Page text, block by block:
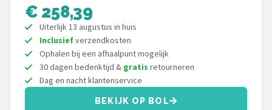
Alle merken →
€ 258,39
Uiterlijk 13 augustus in huis
Inclusiefverzendkosten
Ophalen bij een afhaalpunt mogelijk
30 dagen bedenktijd & gratis retourneren
Dag en nacht klantenservice
BEKIJK OP BOL